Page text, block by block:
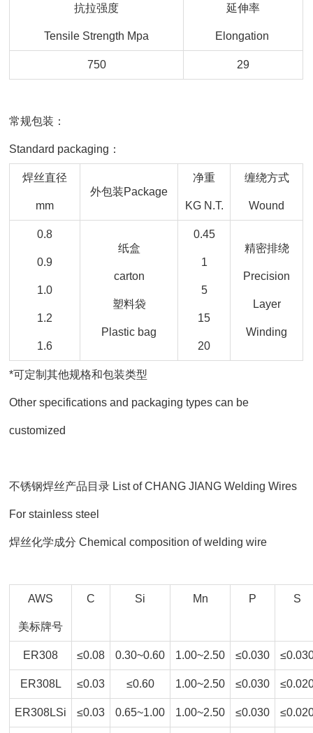
抗拉强度
Tensile Strength Mpa
延伸率
Elongation
750 29
常规包装：
Standard packaging：
焊丝直径
mm
外包装Package
净重
KG N.T.
缠绕方式
Wound
0.8
0.9
1.0
1.2
1.6
纸盒
carton
塑料袋
Plastic bag
0.45
1
5
15
20
精密排绕
Precision
Layer
Winding
*可定制其他规格和包装类型
Other specifications and packaging types can be
customized
不锈钢焊丝产品目录 List of CHANG JIANG Welding Wires
For stainless steel
焊丝化学成分 Chemical composition of welding wire
AWS
美标牌号
C Si Mn P S
ER308 ≤0.08 0.30~0.60 1.00~2.50 ≤0.030
ER308L ≤0.03 ≤0.60 1.00~2.50 ≤0.030
ER308LSi ≤0.03 0.65~1.00 1.00~2.50 ≤0.030